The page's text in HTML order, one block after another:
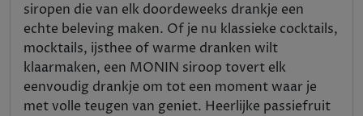
siropen die van elk doordeweeks drankje een
echte beleving maken. Of je nu klassieke cocktails,
mocktails, ijsthee of warme dranken wilt
klaarmaken, een MONIN siroop tovert elk
eenvoudig drankje om tot een moment waar je
met volle teugen van geniet. Heerlijke passiefruit